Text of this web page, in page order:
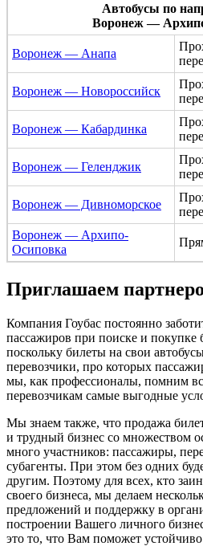
Автобусы по
Воронеж —
Воронеж — Анапа
Воронеж — Новороссийск
Воронеж — Кабардинка
Воронеж — Геленджик
Воронеж — Дивноморское
Воронеж — Архипо-
Осиповка
Приглашаем
Компания Гоубас постоянно
пассажиров при поиске и покупке
поскольку билеты на свои
перевозчики, про которых
мы, как профессионалы, помним
перевозчикам самые выгодные
Мы знаем также, что продажа
и трудный бизнес со множеством
много участников: пассажиры,
субагенты. При этом без одних
другим. Поэтому для всех, кто
своего бизнеса, мы делаем
предложений и поддержку в
построении Вашего личного
это то, что Вам поможет устойчиво